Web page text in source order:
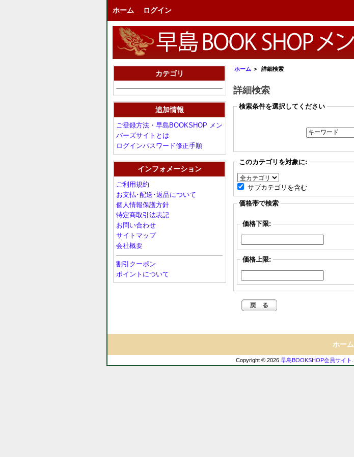
ホーム ログイン
カテゴリ
追加情報
ご登録方法・早島BOOKSHOP メン
バーズサイトとは
ログインパスワード修正手順
インフォメーション
ご利用規約
お支払･配送･返品について
個人情報保護方針
特定商取引法表記
お問い合わせ
サイトマップ
会社概要
割引クーポン
ポイントについて
ホーム ＞ 詳細検索
詳細検索
検索条件を選択してください
このカテゴリを対象に:
サブカテゴリを含む
価格帯で検索
価格下限:
価格上限:
ホーム
Copyright © 2026早島BOOKSHOP会員サイト